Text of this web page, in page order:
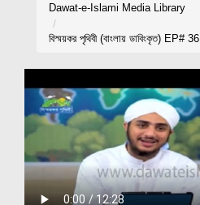
Volunteer Portal
Rohani Ilaj
Donation
Dawat-e-Islami Media Library
বিস্ময়কর পৃথিবী (বাংলায় ডাবিংকৃত) EP# 36